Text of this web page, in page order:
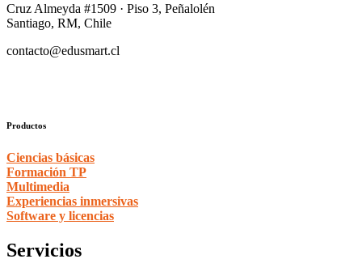
Cruz Almeyda #1509 · Piso 3, Peñalolén
Santiago, RM, Chile
contacto@edusmart.cl
Productos
Ciencias básicas
Formación TP
Multimedia
Experiencias inmersivas
Software y licencias
Servicios